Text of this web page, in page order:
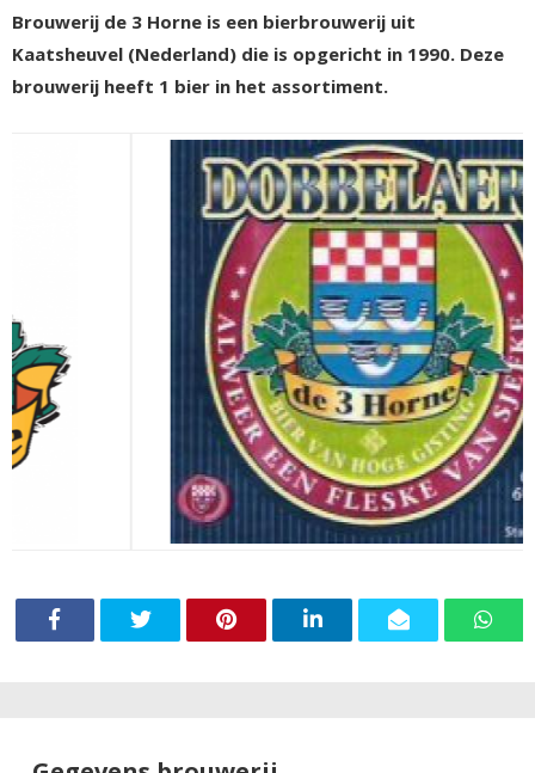
Brouwerij de 3 Horne is een bierbrouwerij uit
Kaatsheuvel (Nederland) die is opgericht in 1990. Deze
brouwerij heeft 1 bier in het assortiment.